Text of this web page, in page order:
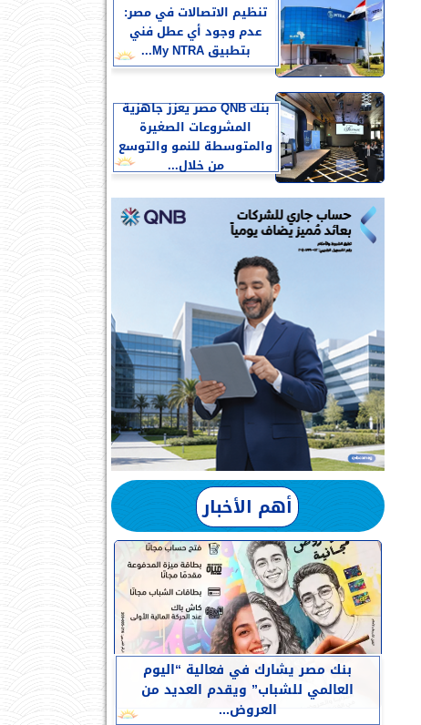
تنظيم الاتصالات في مصر:
عدم وجود أي عطل فني
بتطبيق My NTRA...
بنك QNB مصر يعزز جاهزية
المشروعات الصغيرة
والمتوسطة للنمو والتوسع
من خلال...
أهم الأخبار
بنك مصر يشارك في فعالية “اليوم
العالمي للشباب” ويقدم العديد من
العروض...